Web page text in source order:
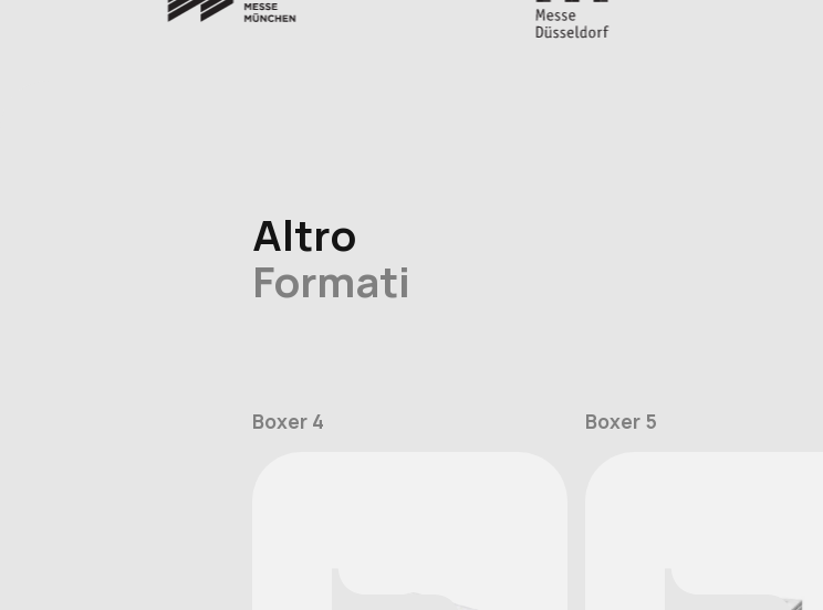
Altro
Formati
Boxer 4 Boxer 5